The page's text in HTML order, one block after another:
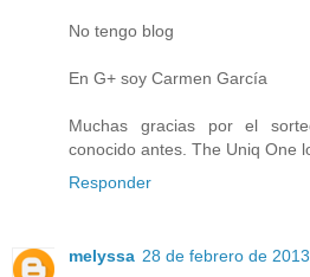
No tengo blog
En G+ soy Carmen García
Muchas gracias por el
conocido antes. The Uniq One
Responder
melyssa 28 de febrero de